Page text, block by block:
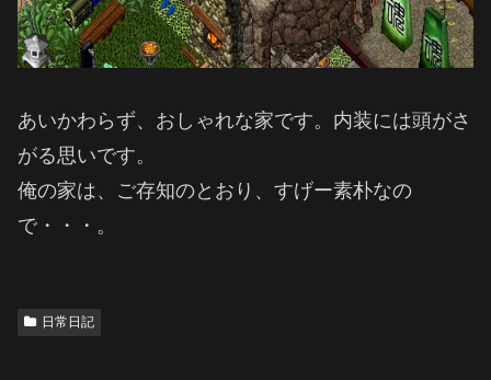
あいかわらず、おしゃれな家です。内装には頭がさ
がる思いです。
俺の家は、ご存知のとおり、すげー素朴なの
で・・・。
日常日記